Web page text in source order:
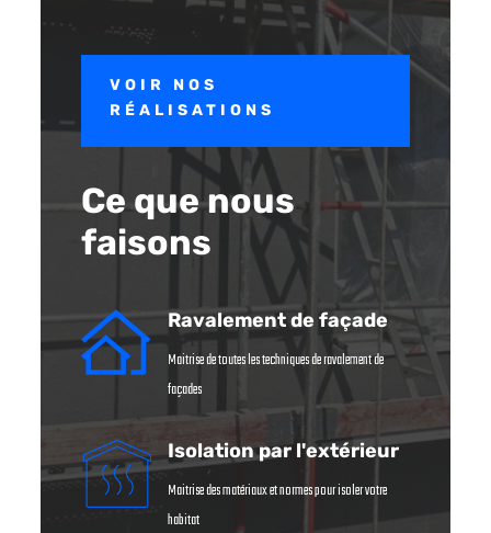
VOIR NOS
RÉALISATIONS
Ce que nous
faisons
Ravalement de façade
Maitrise de toutes les techniques de ravalement de
façades
Isolation par l'extérieur
Maitrise des matériaux et normes pour isoler votre
habitat